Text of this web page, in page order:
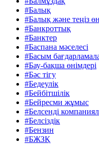
#Балық
#Балық және теңіз
#Банкроттық
#Банктер
#Баспана мәселесі
#Басым
#Бау-бақша өнімдері
#Бәс тігу
#Бедеулік
#Бейбітшілік
#Бейресми жұмыс
#Белсенді
#Белсіздік
#Бензин
#БЖЗҚ